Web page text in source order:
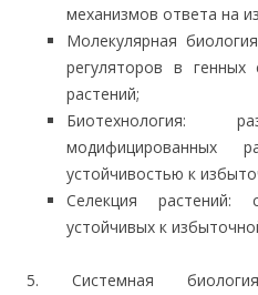
механизмов ответа на
Молекулярная
регуляторов в генных
растений;
Биотехнология:
модифицированных
устойчивостью к
Селекция растений:
устойчивых к
5. Системная